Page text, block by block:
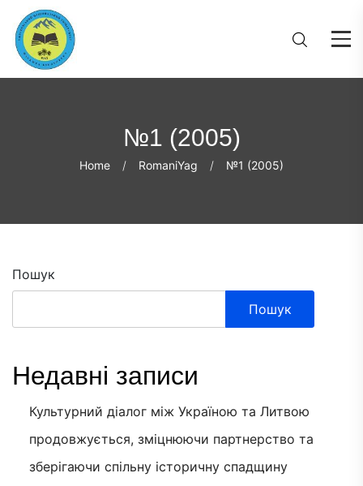
№1 (2005)
Home RomaniYag №1 (2005)
Пошук
Пошук
Недавні записи
Культурний діалог між Україною та Литвою
продовжується, зміцнюючи партнерство та
зберігаючи спільну історичну спадщину